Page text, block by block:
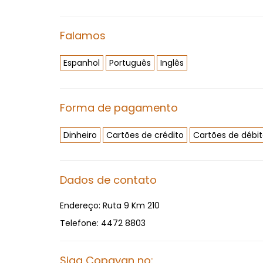
Falamos
Espanhol Português Inglês
Forma de pagamento
Dinheiro Cartões de crédito Cartões de
Dados de contato
Endereço: Ruta 9 Km 210
Telefone: 4472 8803